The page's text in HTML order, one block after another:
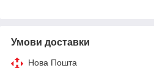
Умови доставки
Нова Пошта